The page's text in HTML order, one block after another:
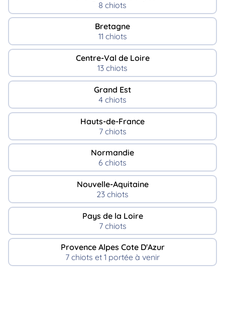
8 chiots
Bretagne
11 chiots
Centre-Val de Loire
13 chiots
Grand Est
4 chiots
Hauts-de-France
7 chiots
Normandie
6 chiots
Nouvelle-Aquitaine
23 chiots
Pays de la Loire
7 chiots
Provence Alpes Cote D'Azur
7 chiots et 1 portée à venir